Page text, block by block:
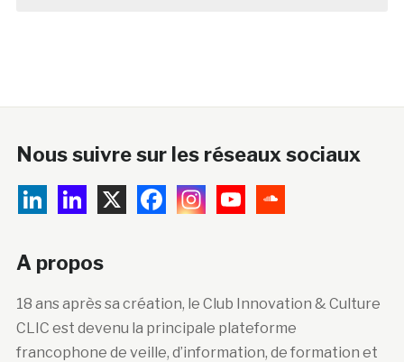
Nous suivre sur les réseaux sociaux
A propos
18 ans après sa création, le Club Innovation & Culture
CLIC est devenu la principale plateforme
francophone de veille, d’information, de formation et